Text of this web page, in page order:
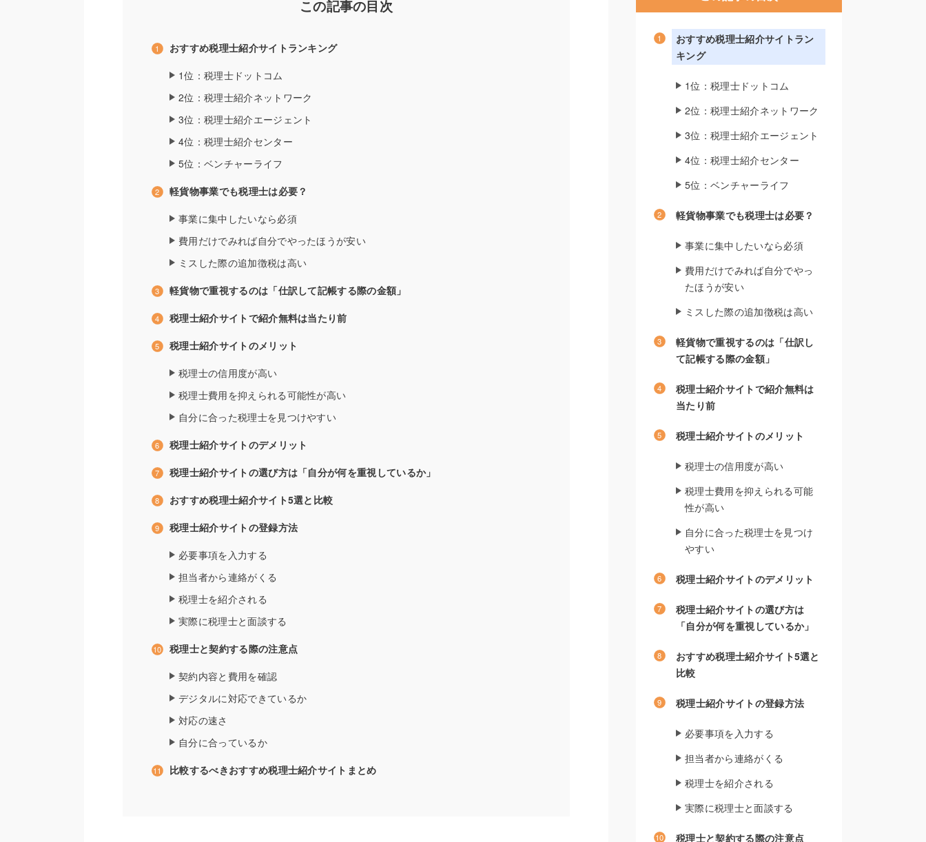
この記事の目次
おすすめ税理士紹介サイトランキング
1位：税理士ドットコム
2位：税理士紹介ネットワーク
3位：税理士紹介エージェント
4位：税理士紹介センター
5位：ベンチャーライフ
軽貨物事業でも税理士は必要？
事業に集中したいなら必須
費用だけでみれば自分でやったほうが安い
ミスした際の追加徴税は高い
軽貨物で重視するのは「仕訳して記帳する際の金額」
税理士紹介サイトで紹介無料は当たり前
税理士紹介サイトのメリット
税理士の信用度が高い
税理士費用を抑えられる可能性が高い
自分に合った税理士を見つけやすい
税理士紹介サイトのデメリット
税理士紹介サイトの選び方は「自分が何を重視しているか」
おすすめ税理士紹介サイト5選と比較
税理士紹介サイトの登録方法
必要事項を入力する
担当者から連絡がくる
税理士を紹介される
実際に税理士と面談する
税理士と契約する際の注意点
契約内容と費用を確認
デジタルに対応できているか
対応の速さ
自分に合っているか
比較するべきおすすめ税理士紹介サイトまとめ
おすすめ税理士紹介サイトラン
キング
1位：税理士ドットコム
2位：税理士紹介ネットワーク
3位：税理士紹介エージェント
4位：税理士紹介センター
5位：ベンチャーライフ
軽貨物事業でも税理士は必要？
事業に集中したいなら必須
費用だけでみれば自分でやっ
たほうが安い
ミスした際の追加徴税は高い
軽貨物で重視するのは「仕訳し
て記帳する際の金額」
税理士紹介サイトで紹介無料は
当たり前
税理士紹介サイトのメリット
税理士の信用度が高い
税理士費用を抑えられる可能
性が高い
自分に合った税理士を見つけ
やすい
税理士紹介サイトのデメリット
税理士紹介サイトの選び方は
「自分が何を重視しているか」
おすすめ税理士紹介サイト5選と
比較
税理士紹介サイトの登録方法
必要事項を入力する
担当者から連絡がくる
税理士を紹介される
実際に税理士と面談する
税理士と契約する際の注意点